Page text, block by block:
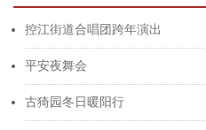
控江街道合唱团跨年演出
平安夜舞会
古猗园冬日暖阳行